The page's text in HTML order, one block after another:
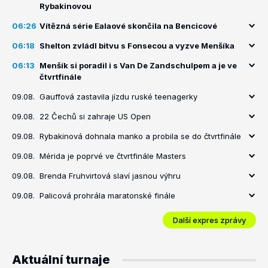
Rybakinovou
06:26 Vítězná série Ealaové skončila na Bencicové
06:18 Shelton zvládl bitvu s Fonsecou a vyzve Menšíka
06:13
Menšík si poradil i s Van De Zandschulpem a je ve
čtvrtfinále
09.08. Gauffová zastavila jízdu ruské teenagerky
09.08. 22 Čechů si zahraje US Open
09.08. Rybakinová dohnala manko a probila se do čtvrtfinále
09.08. Mérida je poprvé ve čtvrtfinále Masters
09.08. Brenda Fruhvirtová slaví jasnou výhru
09.08. Palicová prohrála maratonské finále
Další expres zprávy
Aktuální turnaje